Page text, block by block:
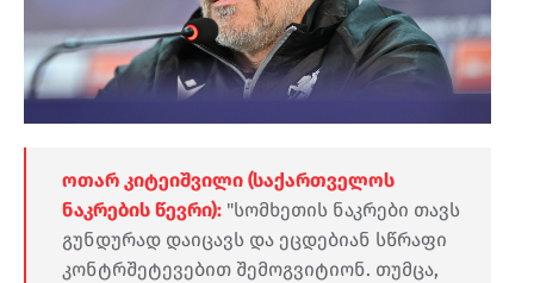
ოთარ კიტეიშვილი (საქართველოს
ნაკრების წევრი): "სომხეთის ნაკრები თავს
გუნდურად დაიცავს და ეცდებიან სწრაფი
კონტრშეტევებით შემოგვიტიონ. თუმცა,